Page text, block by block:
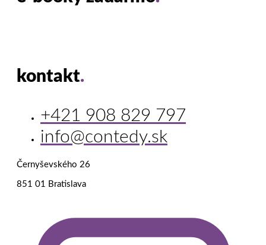
kontakt.
+421 908 829 797
info@contedy.sk
Černyševského 26
851 01 Bratislava